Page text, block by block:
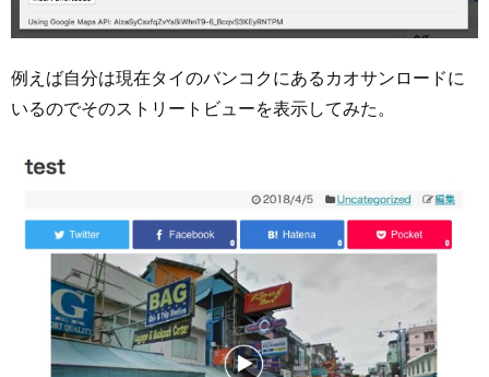
例えば自分は現在タイのバンコクにあるカオサンロードに
いるのでそのストリートビューを表示してみた。